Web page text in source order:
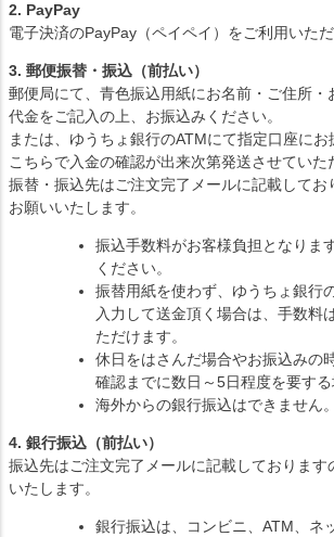
2. PayPay
電子決済のPayPay（ペイペイ）をご利用いただ
3. 郵便振替・振込（前払い）
郵便局にて、青色振込用紙にお名前・ご住所・
代金をご記入の上、お振込みください。
または、ゆうちょ銀行のATMにて指定口座にお
こちらで入金の確認が出来次第発送させていた
振替・振込先はご注文完了メールに記載してお
お願いいたします。
振込手数料がお客様負担となりま
ください。
振替用紙を使わず、ゆうちょ銀行
入力して送金頂く場合は、手数料
ただけます。
休日をはさんだ場合やお振込みの
確認までに数日～5日程度を要する
海外からの銀行振込はできません。
4. 銀行振込（前払い）
振込先はご注文完了メールに記載しております
いたします。
銀行振込は、コンビニ、ATM、ネ